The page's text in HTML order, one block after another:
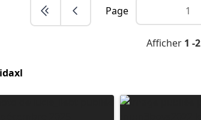
Page
Afficher 1 -2